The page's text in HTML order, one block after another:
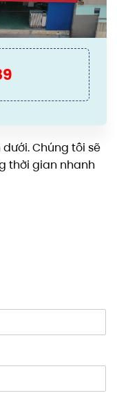
Chúng tôi sẽ
thời gian nhanh